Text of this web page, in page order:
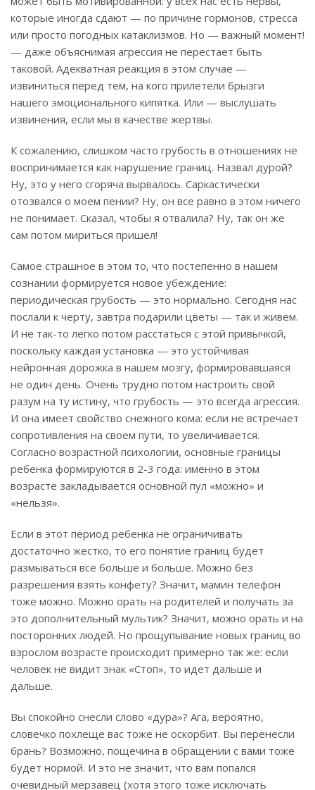
которые иногда сдают — по причине гормонов, стресса
или просто погодных катаклизмов. Но — важный момент!
— даже объяснимая агрессия не перестает быть
таковой. Адекватная реакция в этом случае —
извиниться перед тем, на кого прилетели брызги
нашего эмоционального кипятка. Или — выслушать
извинения, если мы в качестве жертвы.
К сожалению, слишком часто грубость в отношениях не
воспринимается как нарушение границ. Назвал дурой?
Ну, это у него сгоряча вырвалось. Саркастически
отозвался о моем пении? Ну, он все равно в этом ничего
не понимает. Сказал, чтобы я отвалила? Ну, так он же
сам потом мириться пришел!
Самое страшное в этом то, что постепенно в нашем
сознании формируется новое убеждение:
периодическая грубость — это нормально. Сегодня нас
послали к черту, завтра подарили цветы — так и живем.
И не так-то легко потом расстаться с этой привычкой,
поскольку каждая установка — это устойчивая
нейронная дорожка в нашем мозгу, формировавшаяся
не один день. Очень трудно потом настроить свой
разум на ту истину, что грубость — это всегда агрессия.
И она имеет свойство снежного кома: если не встречает
сопротивления на своем пути, то увеличивается.
Согласно возрастной психологии, основные границы
ребенка формируются в 2-3 года: именно в этом
возрасте закладывается основной пул «можно» и
«нельзя».
Если в этот период ребенка не ограничивать
достаточно жестко, то его понятие границ будет
размываться все больше и больше. Можно без
разрешения взять конфету? Значит, мамин телефон
тоже можно. Можно орать на родителей и получать за
это дополнительный мультик? Значит, можно орать и на
посторонних людей. Но прощупывание новых границ во
взрослом возрасте происходит примерно так же: если
человек не видит знак «Стоп», то идет дальше и
дальше.
Вы спокойно снесли слово «дура»? Ага, вероятно,
словечко похлеще вас тоже не оскорбит. Вы перенесли
брань? Возможно, пощечина в обращении с вами тоже
будет нормой. И это не значит, что вам попался
очевидный мерзавец (хотя этого тоже исключать